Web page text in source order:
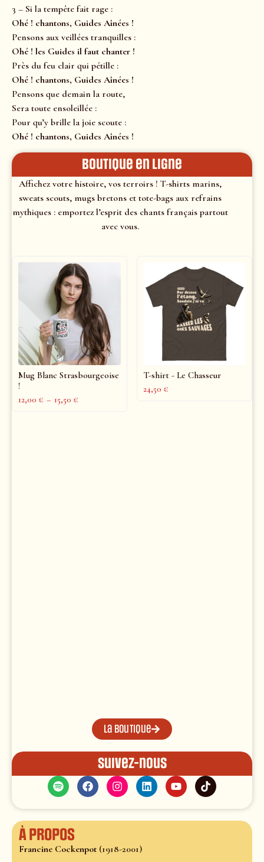
3 – Si la tempête fait rage :
Ohé ! chantons, Guides Aînées !
Pensons aux veillées tranquilles :
Ohé ! les Guides il faut chanter !
Près du feu clair qui pétille :
Ohé ! chantons, Guides Aînées !
Pensons que demain la route,
Sera toute ensoleillée :
Pour qu’y brille la joie scoute :
Ohé ! chantons, Guides Aînées !
Boutique en ligne
Affichez votre histoire, vos terroirs ! T-shirts marins,
sweats scouts, mugs bretons et tote-bags aux refrains
mythiques : emportez l’esprit des chants français partout
avec vous.
Mug Blanc Strasbourgeoise
!
12,00 € – 15,50 €
T-shirt - Le Chasseur
24,50 €
La boutique
Suivez-nous
À propos
Francine Cockenpot (1918-2001)